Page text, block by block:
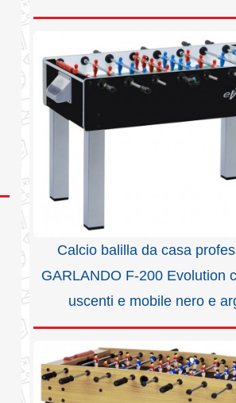
Calcio balilla da casa
GARLANDO F-200 Evolution
uscenti e mobile nero e